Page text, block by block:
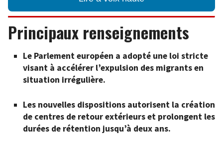
Principaux renseignements
Le Parlement européen a adopté une loi stricte
visant à accélérer l’expulsion des migrants en
situation irrégulière.
Les nouvelles dispositions autorisent la création
de centres de retour extérieurs et prolongent les
durées de rétention jusqu’à deux ans.